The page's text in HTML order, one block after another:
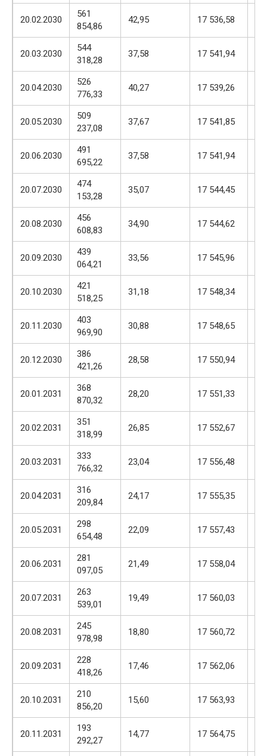
20.02.2030
561
854,86
42,95 17 536,58
20.03.2030
544
318,28
37,58 17 541,94
20.04.2030
526
776,33
40,27 17 539,26
20.05.2030
509
237,08
37,67 17 541,85
20.06.2030
491
695,22
37,58 17 541,94
20.07.2030
474
153,28
35,07 17 544,45
20.08.2030
456
608,83
34,90 17 544,62
20.09.2030
439
064,21
33,56 17 545,96
20.10.2030
421
518,25
31,18 17 548,34
20.11.2030
403
969,90
30,88 17 548,65
20.12.2030
386
421,26
28,58 17 550,94
20.01.2031
368
870,32
28,20 17 551,33
20.02.2031
351
318,99
26,85 17 552,67
20.03.2031
333
766,32
23,04 17 556,48
20.04.2031
316
209,84
24,17 17 555,35
20.05.2031
298
654,48
22,09 17 557,43
20.06.2031
281
097,05
21,49 17 558,04
20.07.2031
263
539,01
19,49 17 560,03
20.08.2031
245
978,98
18,80 17 560,72
20.09.2031
228
418,26
17,46 17 562,06
20.10.2031
210
856,20
15,60 17 563,93
20.11.2031
193
292,27
14,77 17 564,75